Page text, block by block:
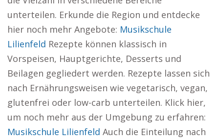
unterteilen. Erkunde die Region und entdecke
hier noch mehr Angebote: Musikschule
Lilienfeld Rezepte können klassisch in
Vorspeisen, Hauptgerichte, Desserts und
Beilagen gegliedert werden. Rezepte lassen sich
nach Ernährungsweisen wie vegetarisch, vegan,
glutenfrei oder low-carb unterteilen. Klick hier,
um noch mehr aus der Umgebung zu erfahren:
Musikschule Lilienfeld Auch die Einteilung nach